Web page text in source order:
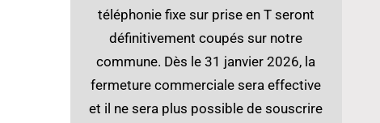
téléphonie fixe sur prise en T seront
définitivement coupés sur notre
commune. Dès le 31 janvier 2026, la
fermeture commerciale sera effective
et il ne sera plus possible de souscrire